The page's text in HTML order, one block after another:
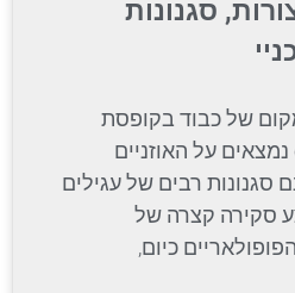
סגנונות
של כבוד בקופסת
התכשיטים, earrings נמצאים על האוזניים
סגנונות רבים של עגילים
סקירה קצרה של
כיום,